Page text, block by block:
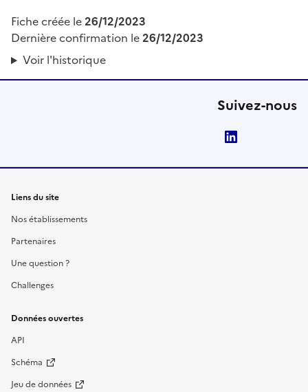
Fiche créée le26/12/2023
Dernière confirmation le26/12/2023
Voir l'historique
Suivez-nous
Liens du site
Nos établissements
Partenaires
Une question ?
Challenges
Données ouvertes
API
Schéma
Jeu de données